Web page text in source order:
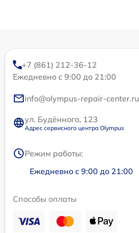
+7 (861) 212-36-12
Ежедневно с 9:00 до 21:00
info@olympus-repair-center.ru
ул. Будённого, 123
Адрес сервисного центра Olympus
Режим работы:
Ежедневно с 9:00 до 21:00
Способы оплаты